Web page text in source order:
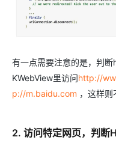
有一点需要注意的是，判
KWebView里访问http://
p://m.baidu.com ，这样则
2. 访问特定网页，判断